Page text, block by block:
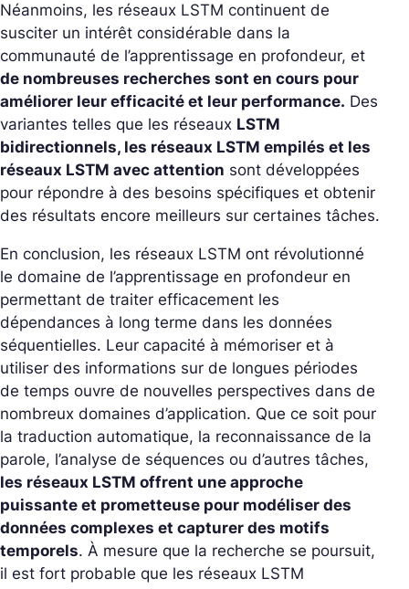
Néanmoins, les réseaux LSTM continuent de
susciter un intérêt considérable dans la
communauté de l’apprentissage en profondeur, et
de nombreuses recherches sont en cours pour
améliorer leur efficacité et leur performance. Des
variantes telles que les réseaux LSTM
bidirectionnels, les réseaux LSTM empilés et les
réseaux LSTM avec attention sont développées
pour répondre à des besoins spécifiques et obtenir
des résultats encore meilleurs sur certaines tâches.
En conclusion, les réseaux LSTM ont révolutionné
le domaine de l’apprentissage en profondeur en
permettant de traiter efficacement les
dépendances à long terme dans les données
séquentielles. Leur capacité à mémoriser et à
utiliser des informations sur de longues périodes
de temps ouvre de nouvelles perspectives dans de
nombreux domaines d’application. Que ce soit pour
la traduction automatique, la reconnaissance de la
parole, l’analyse de séquences ou d’autres tâches,
les réseaux LSTM offrent une approche
puissante et prometteuse pour modéliser des
données complexes et capturer des motifs
temporels. À mesure que la recherche se poursuit,
il est fort probable que les réseaux LSTM